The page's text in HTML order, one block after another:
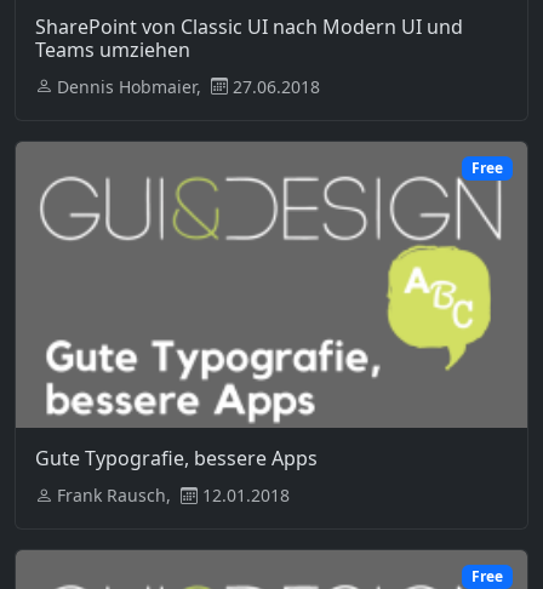
SharePoint von Classic UI nach Modern UI und
Teams umziehen
Dennis Hobmaier, 27.06.2018
Free
Gute Typografie, bessere Apps
Frank Rausch, 12.01.2018
Free